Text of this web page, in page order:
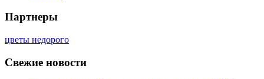
Партнеры
цветы недорого
Свежие новости